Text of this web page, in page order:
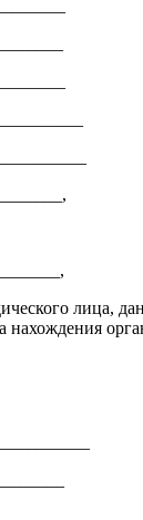
лица,
нахождения